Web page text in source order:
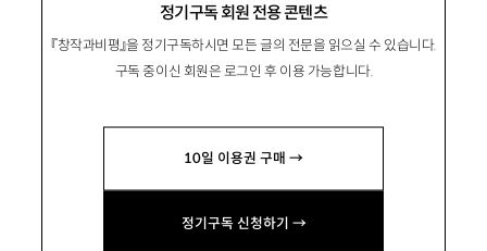
정기구독 회원 전용 콘텐츠
『창작과비평』을 정기구독하시면 모든 글의 전문을 읽으실 수 있습니다.
구독 중이신 회원은 로그인 후 이용 가능합니다.
10일 이용권 구매 →
정기구독 신청하기 →
정현곤鄭鉉坤
『천안함을 묻는다』, 편서 『변혁적 중도론』 등이
있음. jhkpeace@empas.com